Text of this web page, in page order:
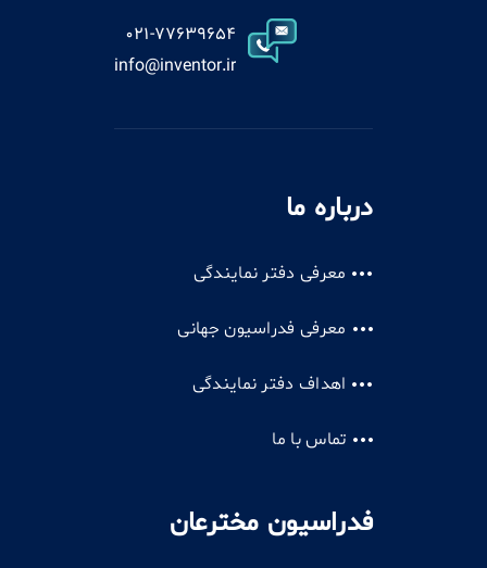
021-77639654
info@inventor.ir
درباره ما
معرفی دفتر نمایندگی
معرفی فدراسیون جهانی
اهداف دفتر نمایندگی
تماس با ما
فدراسیون مخترعان